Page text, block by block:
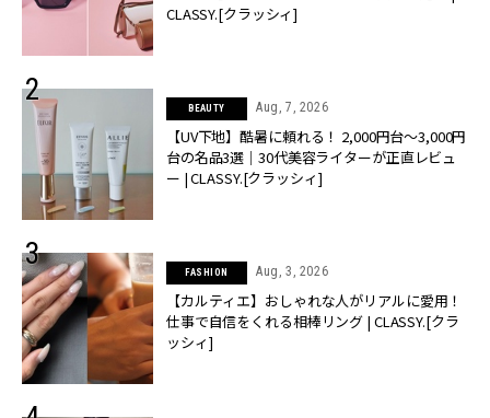
CLASSY.[クラッシィ]
BEAUTY Aug, 7, 2026
【UV下地】酷暑に頼れる！ 2,000円台〜3,000円
台の名品3選｜30代美容ライターが正直レビュ
ー | CLASSY.[クラッシィ]
FASHION Aug, 3, 2026
【カルティエ】おしゃれな人がリアルに愛用！
仕事で自信をくれる相棒リング | CLASSY.[クラ
ッシィ]